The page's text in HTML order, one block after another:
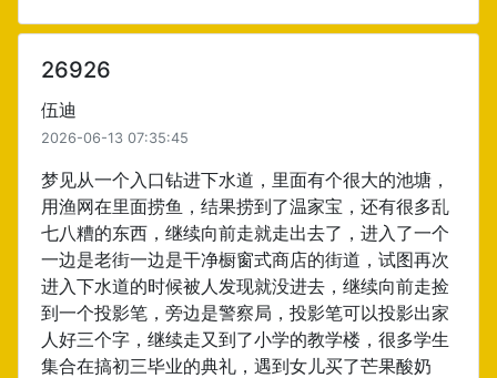
26926
伍迪
2026-06-13 07:35:45
梦见从一个入口钻进下水道，里面有个很大的池塘，
用渔网在里面捞鱼，结果捞到了温家宝，还有很多乱
七八糟的东西，继续向前走就走出去了，进入了一个
一边是老街一边是干净橱窗式商店的街道，试图再次
进入下水道的时候被人发现就没进去，继续向前走捡
到一个投影笔，旁边是警察局，投影笔可以投影出家
人好三个字，继续走又到了小学的教学楼，很多学生
集合在搞初三毕业的典礼，遇到女儿买了芒果酸奶